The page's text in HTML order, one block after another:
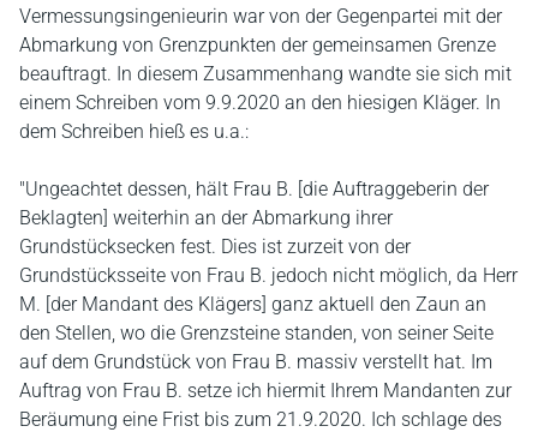
Vermessungsingenieurin war von der Gegenpartei mit der
Abmarkung von Grenzpunkten der gemeinsamen Grenze
beauftragt. In diesem Zusammenhang wandte sie sich mit
einem Schreiben vom 9.9.2020 an den hiesigen Kläger. In
dem Schreiben hieß es u.a.:
"Ungeachtet dessen, hält Frau B. [die Auftraggeberin der
Beklagten] weiterhin an der Abmarkung ihrer
Grundstücksecken fest. Dies ist zurzeit von der
Grundstücksseite von Frau B. jedoch nicht möglich, da Herr
M. [der Mandant des Klägers] ganz aktuell den Zaun an
den Stellen, wo die Grenzsteine standen, von seiner Seite
auf dem Grundstück von Frau B. massiv verstellt hat. Im
Auftrag von Frau B. setze ich hiermit Ihrem Mandanten zur
Beräumung eine Frist bis zum 21.9.2020. Ich schlage des